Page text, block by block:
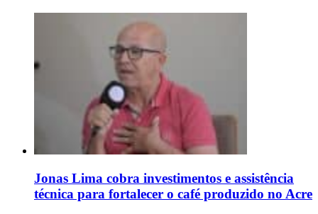
Jonas Lima cobra investimentos e assistência
técnica para fortalecer o café produzido no Acre